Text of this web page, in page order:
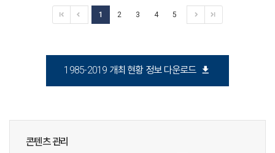
1 2 3 4 5
1985-2019 개최 현황 정보 다운로드 download
콘텐츠 관리